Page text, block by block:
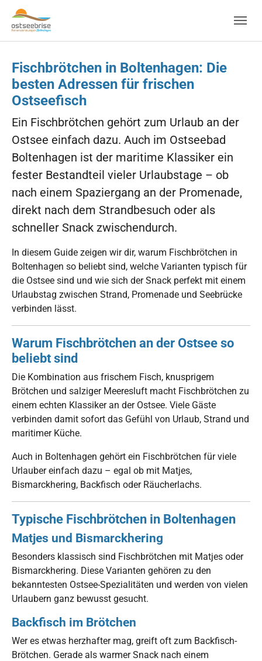
Skip to main navigation
Zum Hauptinhalt springen
Skip to page footer
Fischbrötchen in Boltenhagen: Die
besten Adressen für frischen
Ostseefisch
Ein Fischbrötchen gehört zum Urlaub an der
Ostsee einfach dazu. Auch im Ostseebad
Boltenhagen ist der maritime Klassiker ein
fester Bestandteil vieler Urlaubstage – ob
nach einem Spaziergang an der Promenade,
direkt nach dem Strandbesuch oder als
schneller Snack zwischendurch.
In diesem Guide zeigen wir dir, warum Fischbrötchen in
Boltenhagen so beliebt sind, welche Varianten typisch für
die Ostsee sind und wie sich der Snack perfekt mit einem
Urlaubstag zwischen Strand, Promenade und Seebrücke
verbinden lässt.
Warum Fischbrötchen an der Ostsee so
beliebt sind
Die Kombination aus frischem Fisch, knusprigem
Brötchen und salziger Meeresluft macht Fischbrötchen zu
einem echten Klassiker an der Ostsee. Viele Gäste
verbinden damit sofort das Gefühl von Urlaub, Strand und
maritimer Küche.
Auch in Boltenhagen gehört ein Fischbrötchen für viele
Urlauber einfach dazu – egal ob mit Matjes,
Bismarckhering, Backfisch oder Räucherlachs.
Typische Fischbrötchen in Boltenhagen
Matjes und Bismarckhering
Besonders klassisch sind Fischbrötchen mit Matjes oder
Bismarckhering. Diese Varianten gehören zu den
bekanntesten Ostsee-Spezialitäten und werden von vielen
Urlaubern ganz bewusst gesucht.
Backfisch im Brötchen
Wer es etwas herzhafter mag, greift oft zum Backfisch-
Brötchen. Gerade als warmer Snack nach einem